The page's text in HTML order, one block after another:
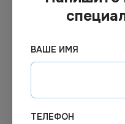
Арт.12933
Под
Крышка к салатнику
ВАШЕ ИМЯ
ТЕЛЕФОН